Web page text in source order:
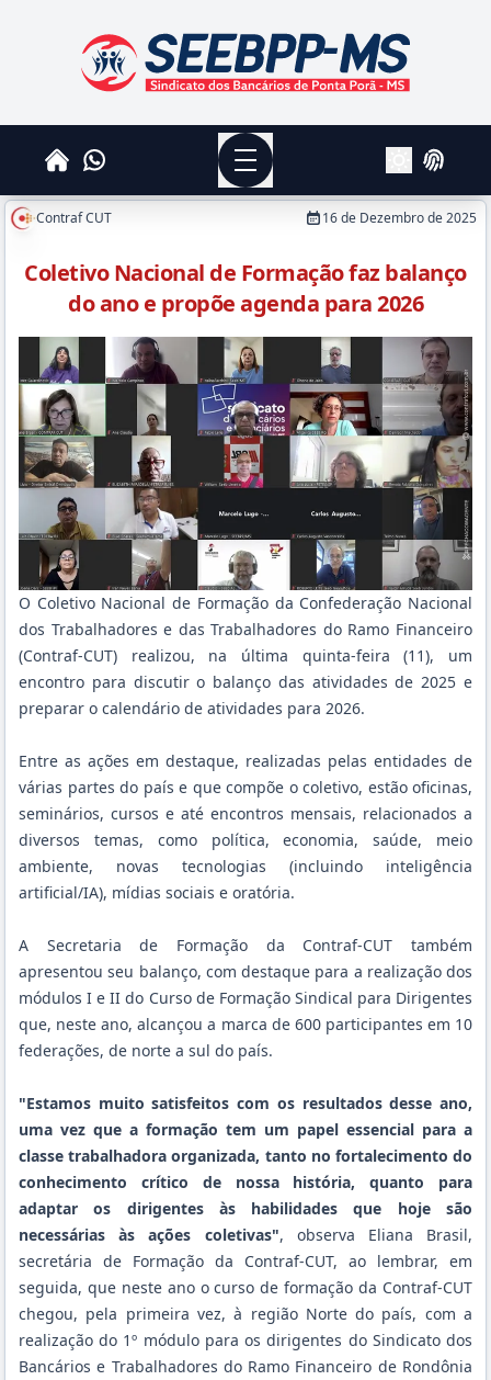
SEEBPPMS - Sindicato dos Bancários de Ponta
HomeWhatsapp
Menu
AlterarLogin
Contraf CUT 16 de Dezembro de 2025
Coletivo Nacional de Formação faz balanço
do ano e propõe agenda para 2026
O Coletivo Nacional de Formação da Confederação Nacional
dos Trabalhadores e das Trabalhadores do Ramo Financeiro
(Contraf-CUT) realizou, na última quinta-feira (11), um
encontro para discutir o balanço das atividades de 2025 e
preparar o calendário de atividades para 2026.
Entre as ações em destaque, realizadas pelas entidades de
várias partes do país e que compõe o coletivo, estão oficinas,
seminários, cursos e até encontros mensais, relacionados a
diversos temas, como política, economia, saúde, meio
ambiente, novas tecnologias (incluindo inteligência
artificial/IA), mídias sociais e oratória.
A Secretaria de Formação da Contraf-CUT também
apresentou seu balanço, com destaque para a realização dos
módulos I e II do Curso de Formação Sindical para Dirigentes
que, neste ano, alcançou a marca de 600 participantes em 10
federações, de norte a sul do país.
"Estamos muito satisfeitos com os resultados desse ano,
uma vez que a formação tem um papel essencial para a
classe trabalhadora organizada, tanto no fortalecimento do
conhecimento crítico de nossa história, quanto para
adaptar os dirigentes às habilidades que hoje são
necessárias às ações coletivas", observa Eliana Brasil,
secretária de Formação da Contraf-CUT, ao lembrar, em
seguida, que neste ano o curso de formação da Contraf-CUT
chegou, pela primeira vez, à região Norte do país, com a
realização do 1º módulo para os dirigentes do Sindicato dos
Bancários e Trabalhadores do Ramo Financeiro de Rondônia